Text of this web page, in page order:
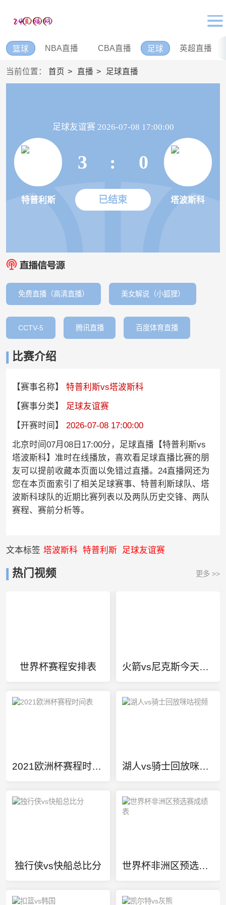
篮球 NBA直播 CBA直播 足球 英超直播
当前位置： 首页 直播 足球直播
足球友谊赛 2026-07-08 17:00:00
特普利斯
3 : 0
已结束 塔波斯科
免费直播（高清直播） 美女解说（小狐狸）
CCTV-5 腾讯直播 百度体育直播
比赛介绍
【赛事名称】
特普利斯vs塔波斯科
【赛事分类】
足球友谊赛
【开赛时间】
2026-07-08 17:00:00
北京时间07月08日17:00分，足球直播【特普利斯vs
塔波斯科】准时在线播放，喜欢看足球直播比赛的朋
友可以提前收藏本页面以免错过直播。24直播网还为
您在本页面索引了相关足球赛事、特普利斯球队、塔
波斯科球队的近期比赛列表以及两队历史交锋、两队
赛程、赛前分析等。
文本标签 塔波斯科 特普利斯 足球友谊赛
热门视频 更多 >>
世界杯赛程安排表 火箭vs尼克斯今天实时比分
2021欧洲杯赛程时间表 湖人vs骑士回放咪咕视频
独行侠vs快船总比分 世界杯非洲区预选赛成绩表